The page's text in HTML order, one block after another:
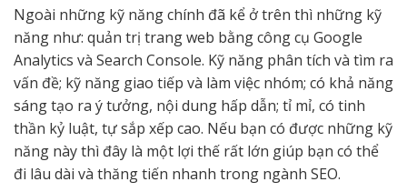
Ngoài những kỹ năng chính đã kể ở trên thì những kỹ
năng như: quản trị trang web bằng công cụ Google
Analytics và Search Console. Kỹ năng phân tích và tìm ra
vấn đề; kỹ năng giao tiếp và làm việc nhóm; có khả năng
sáng tạo ra ý tưởng, nội dung hấp dẫn; tỉ mỉ, có tinh
thần kỷ luật, tự sắp xếp cao. Nếu bạn có được những kỹ
năng này thì đây là một lợi thế rất lớn giúp bạn có thể
đi lâu dài và thăng tiến nhanh trong ngành SEO.